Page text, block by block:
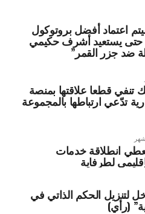
اعتماد أفضل بروتوكول
يستعيد أشرف حكيمي
ضد جزر القمر”
تنفي قطعا علاقتها بمنصة
تدّعي ارتباطها بالمجموعة
انطلاقة خدمات
لطرفاية
لتنزيل الحكم الذاتي في
(رأي)